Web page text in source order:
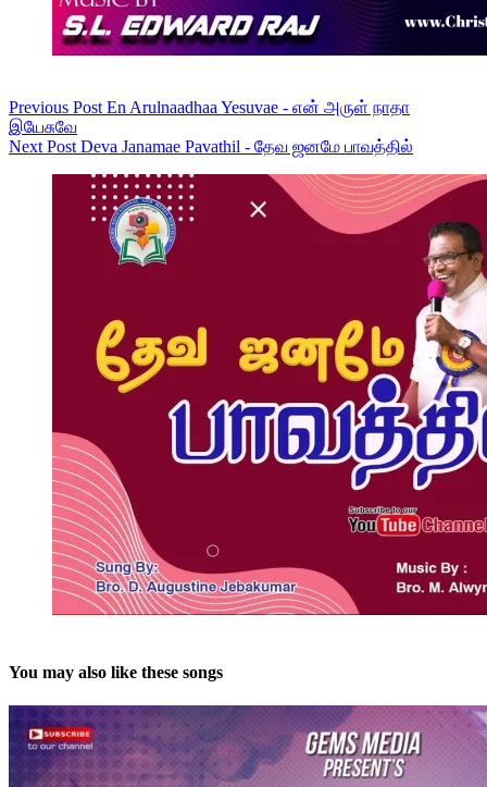
Previous Post En Arulnaadhaa Yesuvae - என் அருள் நாதா
இயேசுவே
Next Post Deva Janamae Pavathil - தேவ ஜனமே பாவத்தில்
You may also like these songs